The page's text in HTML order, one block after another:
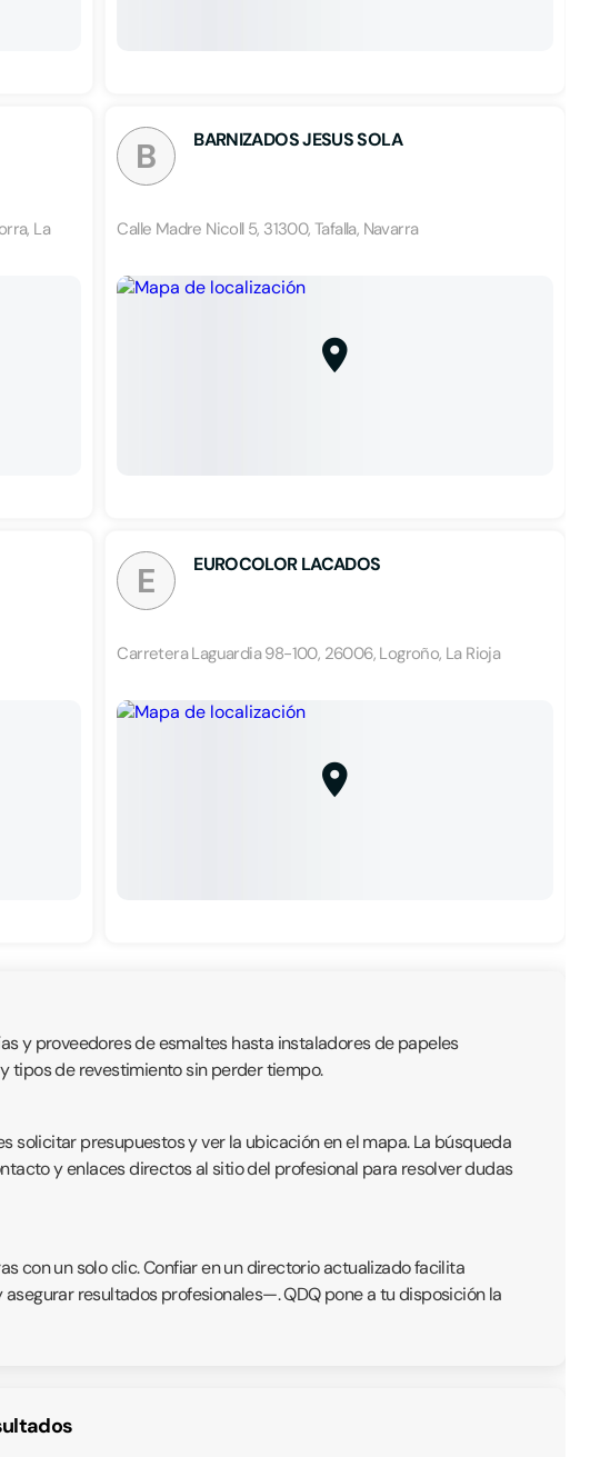
La
B BARNIZADOS JESUS SOLA
Calle Madre Nicoll 5, 31300, Tafalla, Navarra
E EUROCOLOR LACADOS
Carretera Laguardia 98-100, 26006, Logroño, La Rioja
y proveedores de esmaltes hasta instaladores de papeles
tipos de revestimiento sin perder tiempo.
solicitar presupuestos y ver la ubicación en el mapa. La búsqueda
y enlaces directos al sitio del profesional para resolver dudas
con un solo clic. Confiar en un directorio actualizado facilita
resultados profesionales—. QDQ pone a tu disposición la